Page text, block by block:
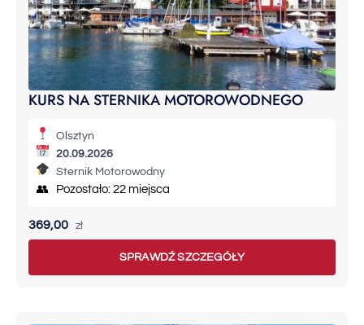
KURS NA STERNIKA MOTOROWODNEGO
Olsztyn
20.09.2026
Sternik Motorowodny
👥 Pozostało: 22 miejsca
369,00 zł
SPRAWDŹ SZCZEGÓŁY